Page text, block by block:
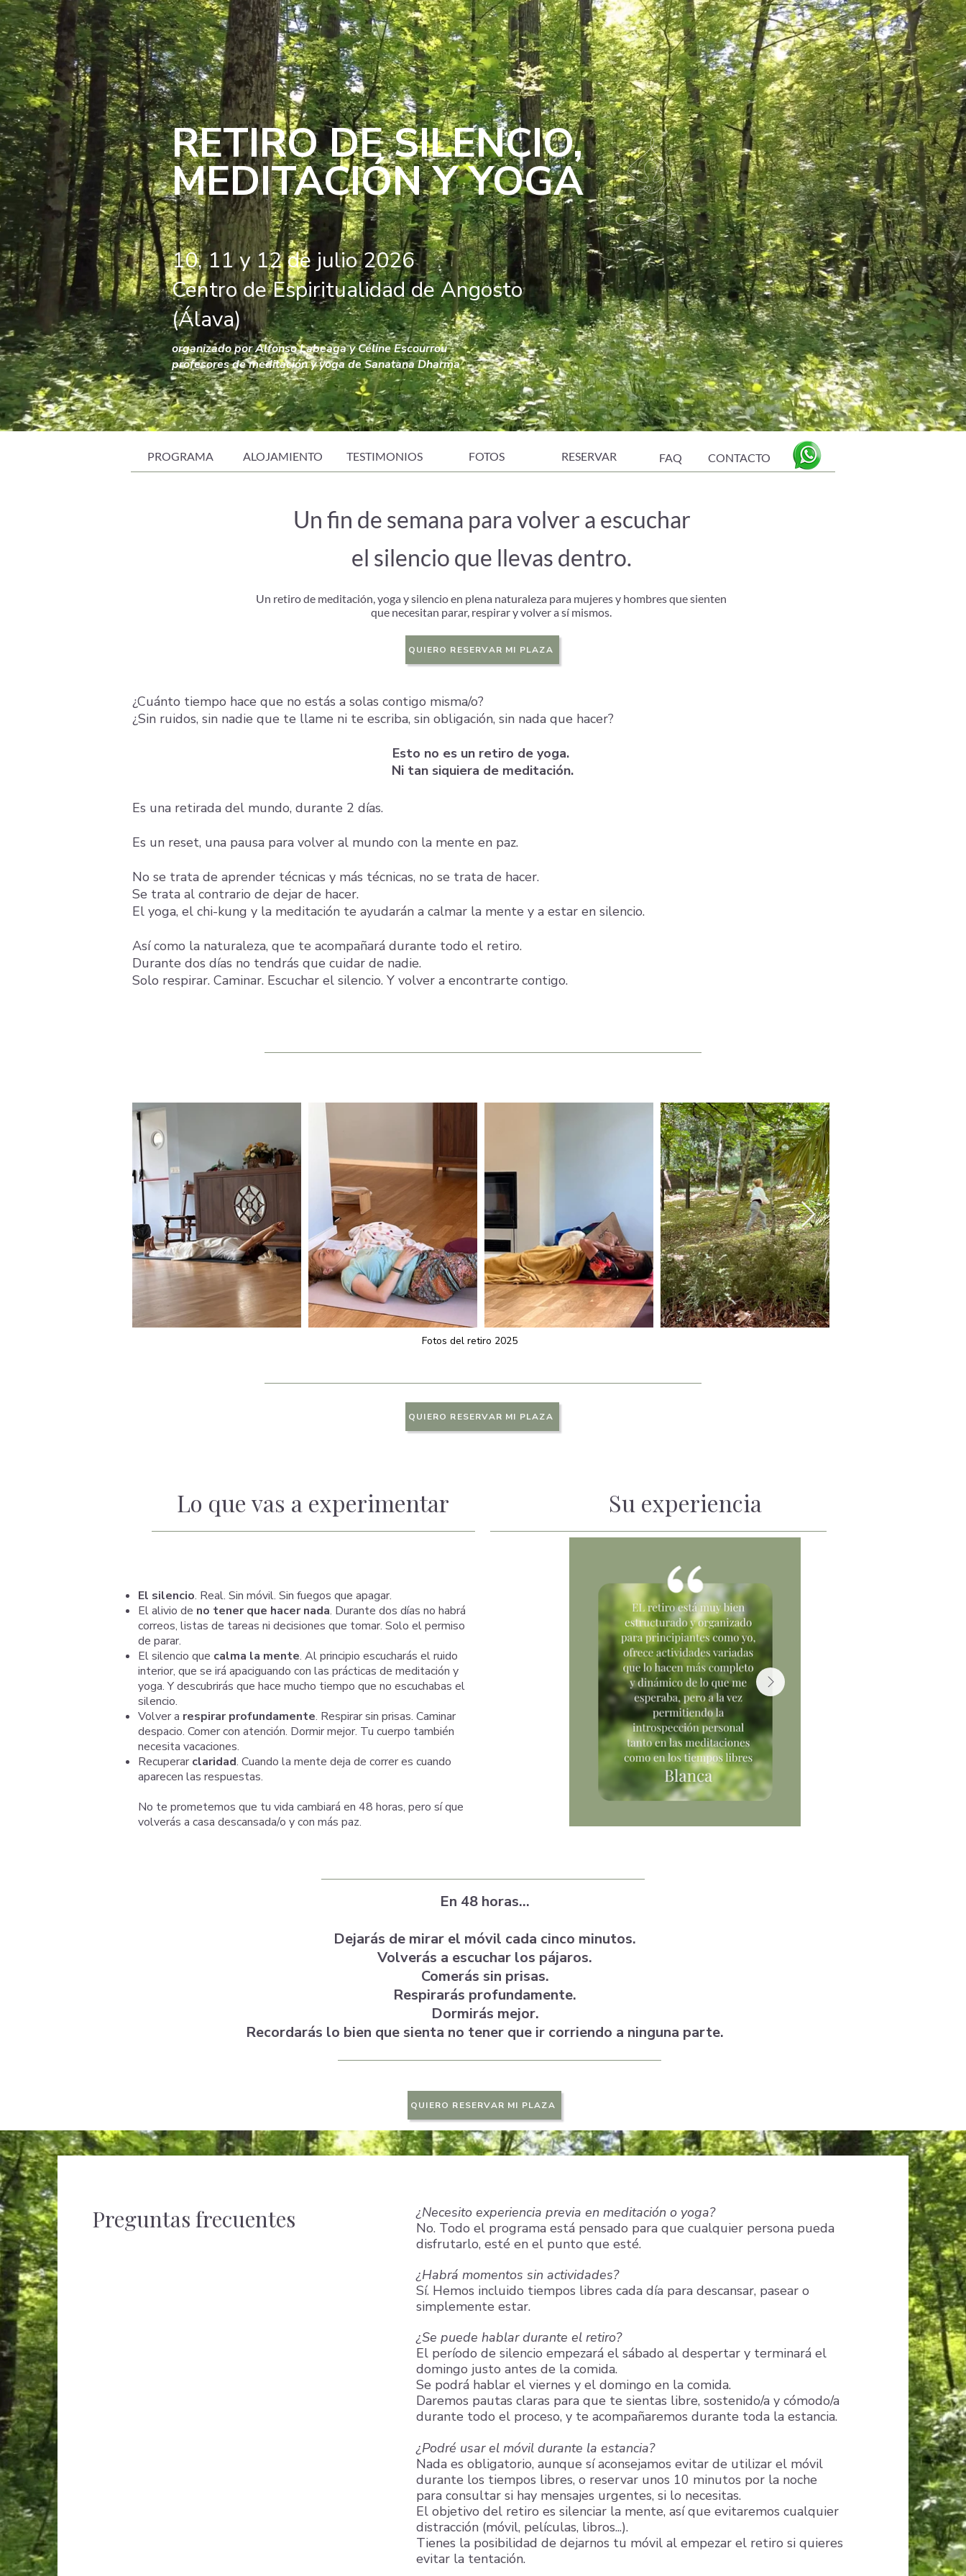
RETIRO DE SILENCIO,
MEDITACIÓN Y YOGA
10, 11 y 12 de julio 2026
Centro de Espiritualidad de Angosto
(Álava)
organizado por Alfonso Labeaga y Céline Escourrou
profesores de meditación y yoga de Sanatana Dharma
PROGRAMA ALOJAMIENTO TESTIMONIOS FOTOS RESERVAR FAQ CONTACTO
Un fin de semana para volver a escuchar
el silencio que llevas dentro.
Un retiro de meditación, yoga y silencio en plena naturaleza para mujeres y hombres que sienten
que necesitan parar, respirar y volver a sí mismos.
QUIERO RESERVAR MI PLAZA
​¿Cuánto tiempo hace que no estás a solas contigo misma/o?
¿Sin ruidos, sin nadie que te llame ni te escriba, sin obligación, sin nada que hacer?
Esto no es un retiro de yoga.
Ni tan siquiera de meditación.
Es una retirada del mundo, durante 2 días.
Es un reset, una pausa para volver al mundo con la mente en paz.
No se trata de aprender técnicas y más técnicas, no se trata de hacer.
Se trata al contrario de dejar de hacer.
El yoga, el chi-kung y la meditación te ayudarán a calmar la mente y a estar en silencio.
Así como la naturaleza, que te acompañará durante todo el retiro.
Durante dos días no tendrás que cuidar de nadie.
Solo respirar. Caminar. Escuchar el silencio. Y volver a encontrarte contigo.
Fotos del retiro 2025
QUIERO RESERVAR MI PLAZA
Lo que vas a experimentar Su experiencia
El silencio. Real. Sin móvil. Sin fuegos que apagar.
El alivio de no tener que hacer nada. Durante dos días no habrá
correos, listas de tareas ni decisiones que tomar. Solo el permiso
de parar.
El silencio que calma la mente. Al principio escucharás el ruido
interior, que se irá apaciguando con las prácticas de meditación y
yoga. Y descubrirás que hace mucho tiempo que no escuchabas el
silencio.
Volver a respirar profundamente. Respirar sin prisas. Caminar
despacio. Comer con atención. Dormir mejor. Tu cuerpo también
necesita vacaciones.
Recuperar claridad. Cuando la mente deja de correr es cuando
aparecen las respuestas.
No te prometemos que tu vida cambiará en 48 horas, pero sí que
volverás a casa descansada/o y con más paz.
En 48 horas…
Dejarás de mirar el móvil cada cinco minutos.
Volverás a escuchar los pájaros.
Comerás sin prisas.
Respirarás profundamente.
Dormirás mejor.
Recordarás lo bien que sienta no tener que ir corriendo a ninguna parte.
QUIERO RESERVAR MI PLAZA
Preguntas frecuentes
¿Necesito experiencia previa en meditación o yoga?
No. Todo el programa está pensado para que cualquier persona pueda
disfrutarlo, esté en el punto que esté.
¿Habrá momentos sin actividades?
Sí. Hemos incluido tiempos libres cada día para descansar, pasear o
simplemente estar.
¿Se puede hablar durante el retiro?
El período de silencio empezará el sábado al despertar y terminará el
domingo justo antes de la comida.
Se podrá hablar el viernes y el domingo en la comida.
Daremos pautas claras para que te sientas libre, sostenido/a y cómodo/a
durante todo el proceso, y te acompañaremos durante toda la estancia.
¿Podré usar el móvil durante la estancia?
Nada es obligatorio, aunque sí aconsejamos evitar de utilizar el móvil
durante los tiempos libres, o reservar unos 10 minutos por la noche
para consultar si hay mensajes urgentes, si lo necesitas.
El objetivo del retiro es silenciar la mente, así que evitaremos cualquier
distracción (móvil, películas, libros...).
Tienes la posibilidad de dejarnos tu móvil al empezar el retiro si quieres
evitar la tentación.